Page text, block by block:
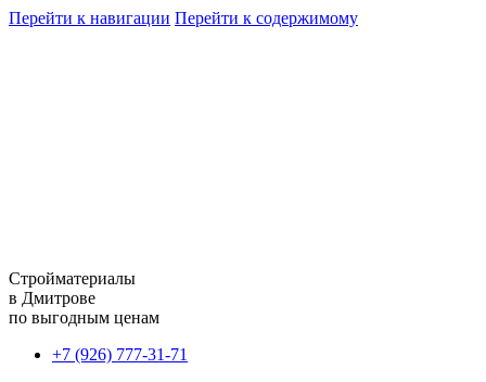
Перейти к навигации Перейти к содержимому
Стройматериалы
в Дмитрове
по выгодным ценам
+7 (926) 777-31-71